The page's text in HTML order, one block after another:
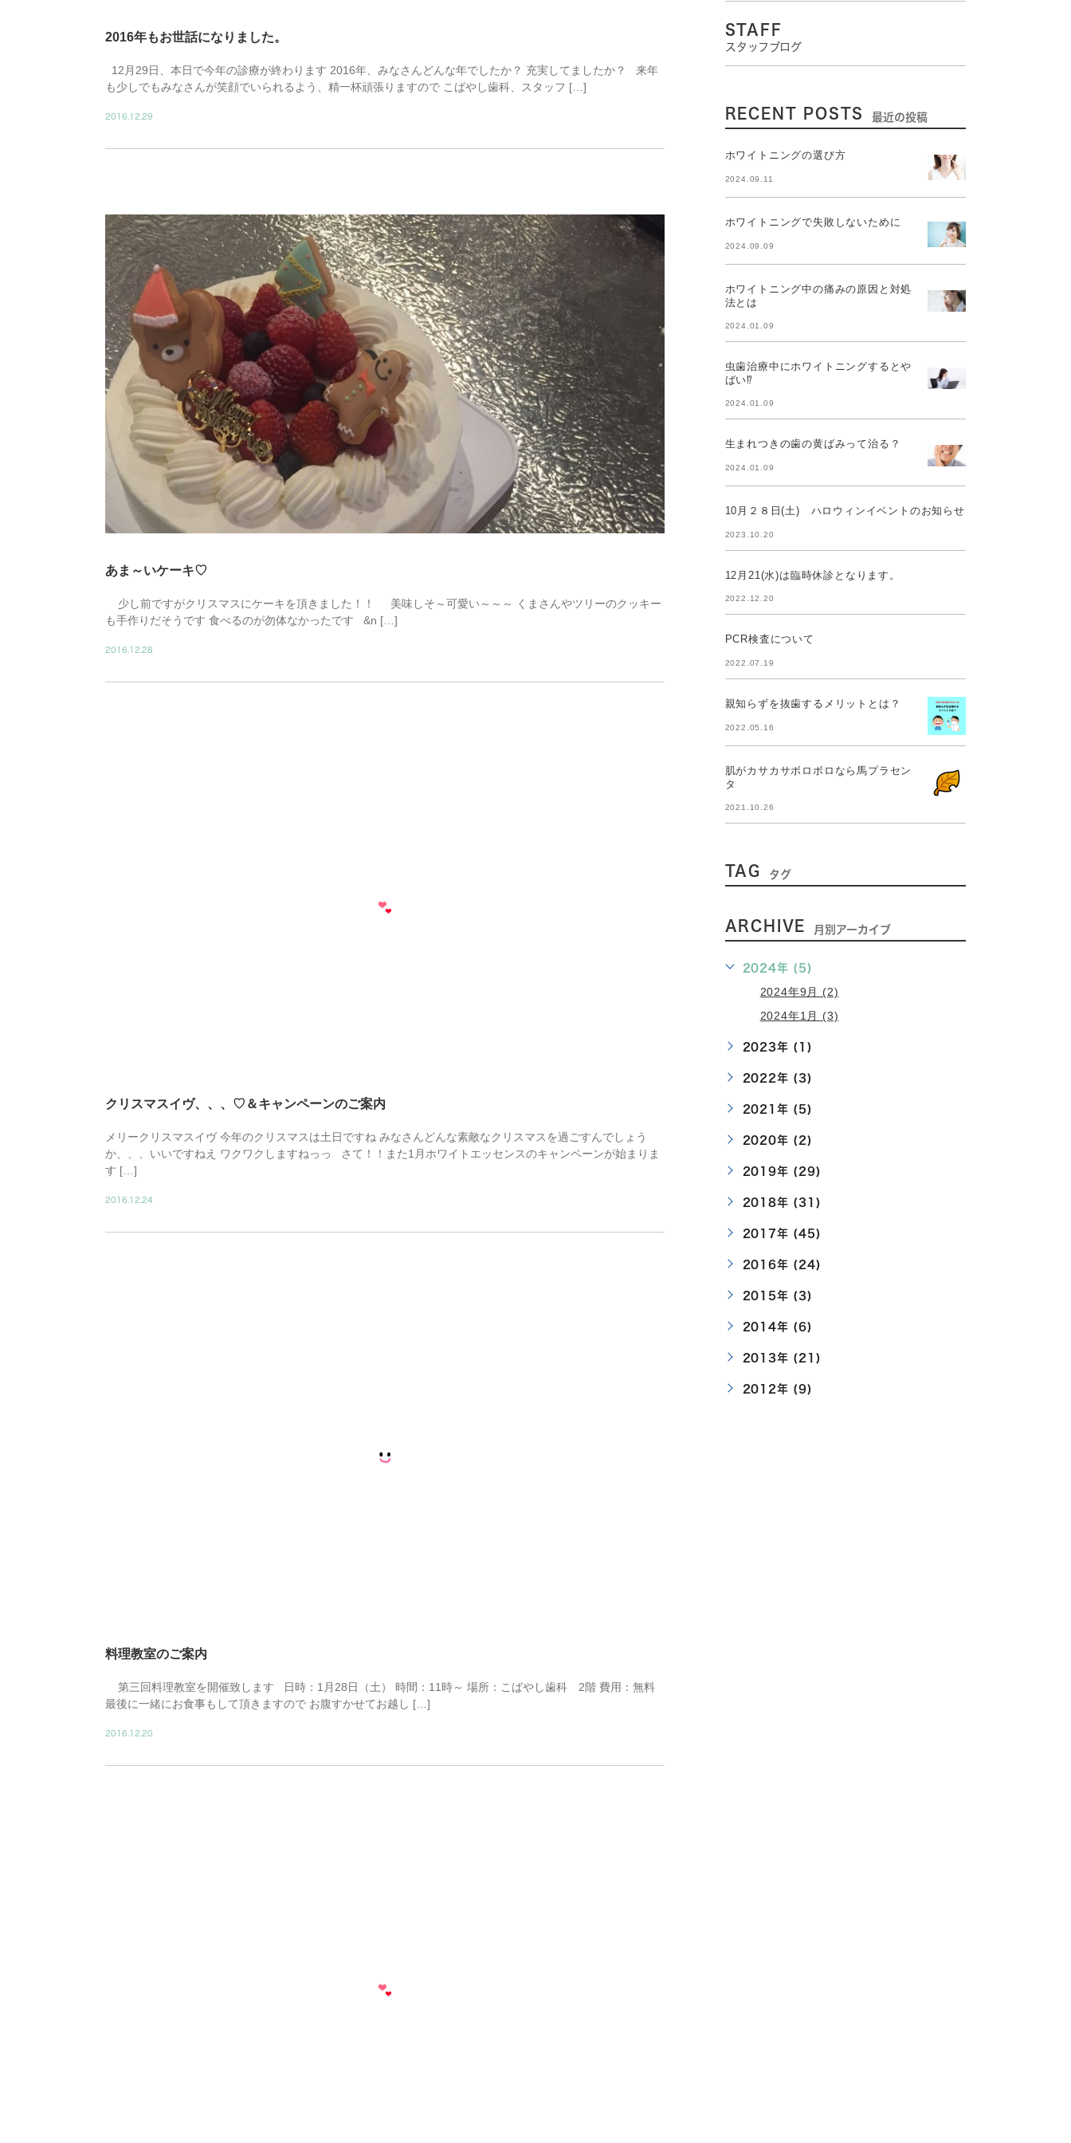
2016年もお世話になりました。
12月29日、本日で今年の診療が終わります 2016年、みなさんどんな年でしたか？ 充実してましたか？ 来年
も少しでもみなさんが笑顔でいられるよう、精一杯頑張りますので こばやし歯科、スタッフ […]
2016.12.29
あま～いケーキ♡
少し前ですがクリスマスにケーキを頂きました！！ 美味しそ～可愛い～～～ くまさんやツリーのクッキー
も手作りだそうです 食べるのが勿体なかったです &n […]
2016.12.28
クリスマスイヴ、、、♡＆キャンペーンのご案内
メリークリスマスイヴ 今年のクリスマスは土日ですね みなさんどんな素敵なクリスマスを過ごすんでしょう
か、、、いいですねえ ワクワクしますねっっ さて！！また1月ホワイトエッセンスのキャンペーンが始まりま
す […]
2016.12.24
料理教室のご案内
第三回料理教室を開催致します 日時：1月28日（土） 時間：11時～ 場所：こばやし歯科 2階 費用：無料
最後に一緒にお食事もして頂きますので お腹すかせてお越し […]
2016.12.20
STAFF
スタッフブログ
RECENT POSTS 最近の投稿
ホワイトニングの選び方
2024.09.11
ホワイトニングで失敗しないために
2024.09.09
ホワイトニング中の痛みの原因と対処
法とは
2024.01.09
虫歯治療中にホワイトニングするとや
ばい⁉
2024.01.09
生まれつきの歯の黄ばみって治る？
2024.01.09
10月２８日(土) ハロウィンイベントのお知らせ
2023.10.20
12月21(水)は臨時休診となります。
2022.12.20
PCR検査について
2022.07.19
親知らずを抜歯するメリットとは？
2022.05.16
肌がカサカサボロボロなら馬プラセン
タ
2021.10.26
TAG タグ
ARCHIVE 月別アーカイブ
2024年 (5)
2024年9月 (2)
2024年1月 (3)
2023年 (1)
2022年 (3)
2021年 (5)
2020年 (2)
2019年 (29)
2018年 (31)
2017年 (45)
2016年 (24)
2015年 (3)
2014年 (6)
2013年 (21)
2012年 (9)